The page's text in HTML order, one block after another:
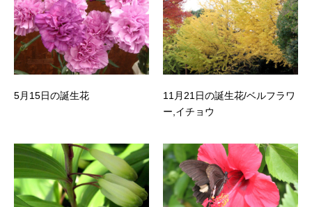
5月15日の誕生花
11月21日の誕生花/ベルフラワ
ー,イチョウ